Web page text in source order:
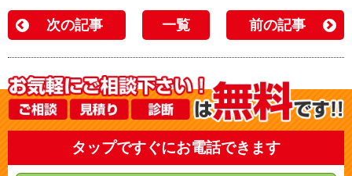
次の記事 一覧 前の記事
タップですぐにお電話できます